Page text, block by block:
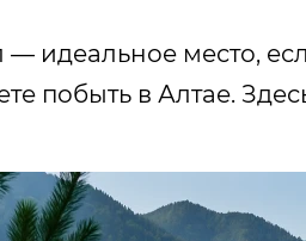
идеальное место,
побыть в Алтае.